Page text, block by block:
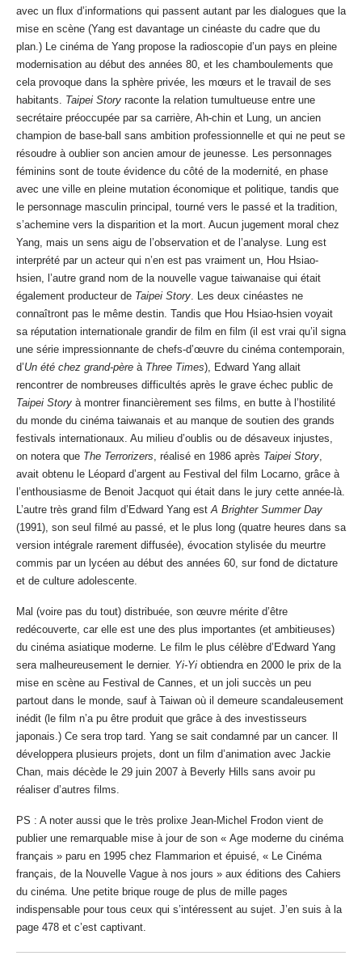
avec un flux d’informations qui passent autant par les dialogues que la
mise en scène (Yang est davantage un cinéaste du cadre que du
plan.) Le cinéma de Yang propose la radioscopie d’un pays en pleine
modernisation au début des années 80, et les chamboulements que
cela provoque dans la sphère privée, les mœurs et le travail de ses
habitants. Taipei Story raconte la relation tumultueuse entre une
secrétaire préoccupée par sa carrière, Ah-chin et Lung, un ancien
champion de base-ball sans ambition professionnelle et qui ne peut se
résoudre à oublier son ancien amour de jeunesse. Les personnages
féminins sont de toute évidence du côté de la modernité, en phase
avec une ville en pleine mutation économique et politique, tandis que
le personnage masculin principal, tourné vers le passé et la tradition,
s’achemine vers la disparition et la mort. Aucun jugement moral chez
Yang, mais un sens aigu de l’observation et de l’analyse. Lung est
interprété par un acteur qui n’en est pas vraiment un, Hou Hsiao-
hsien, l’autre grand nom de la nouvelle vague taiwanaise qui était
également producteur de Taipei Story . Les deux cinéastes ne
connaîtront pas le même destin. Tandis que Hou Hsiao-hsien voyait
sa réputation internationale grandir de film en film (il est vrai qu’il signa
une série impressionnante de chefs-d’œuvre du cinéma contemporain,
d’Un été chez grand-père à Three Times), Edward Yang allait
rencontrer de nombreuses difficultés après le grave échec public de
Taipei Story à montrer financièrement ses films, en butte à l’hostilité
du monde du cinéma taiwanais et au manque de soutien des grands
festivals internationaux. Au milieu d’oublis ou de désaveux injustes,
on notera que The Terrorizers , réalisé en 1986 après Taipei Story
avait obtenu le Léopard d’argent au Festival del film Locarno, grâce à
l’enthousiasme de Benoit Jacquot qui était dans le jury cette année-là.
L’autre très grand film d’Edward Yang est A Brighter Summer Day
(1991), son seul filmé au passé, et le plus long (quatre heures dans sa
version intégrale rarement diffusée), évocation stylisée du meurtre
commis par un lycéen au début des années 60, sur fond de dictature
et de culture adolescente.
Mal (voire pas du tout) distribuée, son œuvre mérite d’être
redécouverte, car elle est une des plus importantes (et ambitieuses)
du cinéma asiatique moderne. Le film le plus célèbre d’Edward Yang
sera malheureusement le dernier. Yi-Yi obtiendra en 2000 le prix de la
mise en scène au Festival de Cannes, et un joli succès un peu
partout dans le monde, sauf à Taiwan où il demeure scandaleusement
inédit (le film n’a pu être produit que grâce à des investisseurs
japonais.) Ce sera trop tard. Yang se sait condamné par un cancer. Il
développera plusieurs projets, dont un film d’animation avec Jackie
Chan, mais décède le 29 juin 2007 à Beverly Hills sans avoir pu
réaliser d’autres films.
PS : A noter aussi que le très prolixe Jean-Michel Frodon vient de
publier une remarquable mise à jour de son « Age moderne du cinéma
français » paru en 1995 chez Flammarion et épuisé, « Le Cinéma
français, de la Nouvelle Vague à nos jours » aux éditions des Cahiers
du cinéma. Une petite brique rouge de plus de mille pages
indispensable pour tous ceux qui s’intéressent au sujet. J’en suis à la
page 478 et c’est captivant.